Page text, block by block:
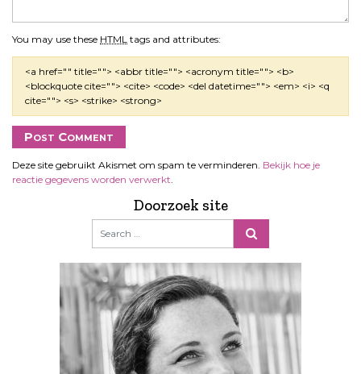
You may use these HTML tags and attributes:
<a href="" title=""> <abbr title=""> <acronym title=""> <b>
<blockquote cite=""> <cite> <code> <del datetime=""> <em> <i> <q
cite=""> <s> <strike> <strong>
Deze site gebruikt Akismet om spam te verminderen. Bekijk hoe je
reactie gegevens worden verwerkt
Doorzoek site